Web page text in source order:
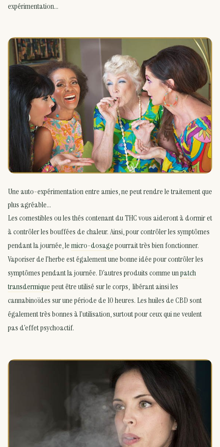
expérimentation…
Une auto-expérimentation entre amies, ne peut rendre le traitement que
plus agréable…
Les comestibles ou les thés contenant du THC vous aideront à dormir et
à contrôler les bouffées de chaleur. Ainsi, pour contrôler les symptômes
pendant la journée, lemicro-dosagepourrait très bien fonctionner.
Vaporiser de l’herbe est également une bonne idée pour contrôler les
symptômes pendant la journée. D’autres produits comme unpatch
transdermiquepeut être utilisé sur le corps, libérant ainsi les
cannabinoïdes sur une période de 10 heures. Les huiles de CBD sont
également très bonnes à l’utilisation, surtout pour ceux qui ne veulent
pas d’effet psychoactif.